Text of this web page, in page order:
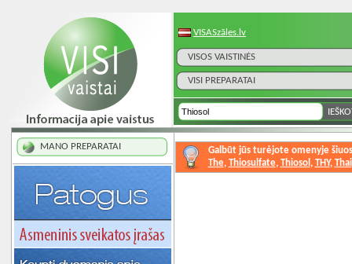
VISASzāles.lv
VISOS VAISTINĖS
VISI PREPARATAI
MANO PREPARATAI
Galbūt jūs turėjote omenyje
The, ​ Thiosulfate, ​ Thiosol , ​ THY, ​ Thai